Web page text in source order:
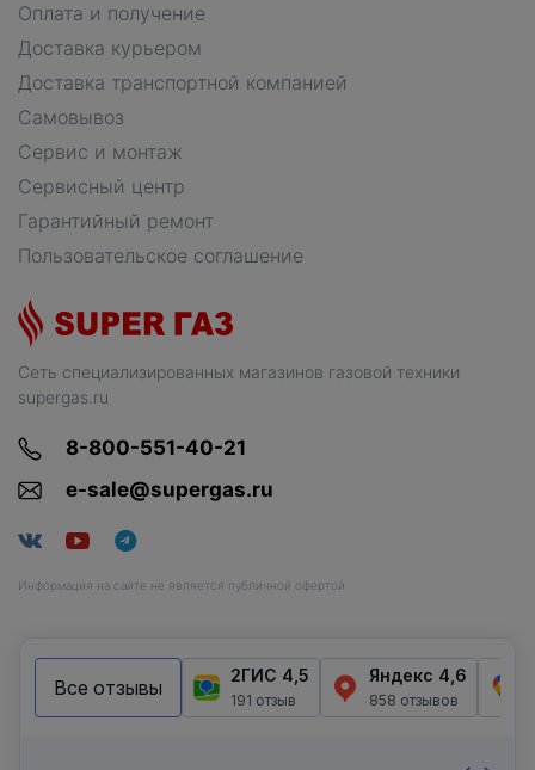
Сеть специализированных магазинов газовой техники
supergas.ru
8-800-551-40-21
e-sale@supergas.ru
Информация на сайте не является публичной офертой
Оплата и получение
Доставка курьером
Доставка транспортной компанией
Самовывоз
Сервис и монтаж
Сервисный центр
Гарантийный ремонт
Пользовательское соглашение